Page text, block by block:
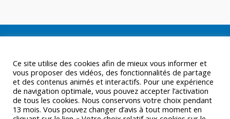
Ce site utilise des cookies afin de mieux vous informer et
vous proposer des vidéos, des fonctionnalités de partage
et des contenus animés et interactifs. Pour une expérience
de navigation optimale, vous pouvez accepter l’activation
de tous les cookies. Nous conservons votre choix pendant
13 mois. Vous pouvez changer d’avis à tout moment en